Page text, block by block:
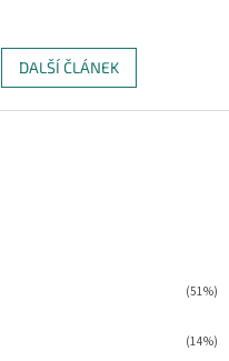
DALŠÍ ČLÁNEK
(51%)
(14%)